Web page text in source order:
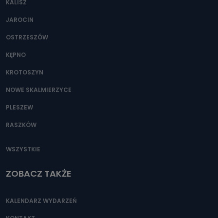
Można to zrobić pod numerem telefonu 62 735-51-05 lub
KALISZ
JAROCIN
OSTRZESZÓW
KĘPNO
KROTOSZYN
NOWE SKALMIERZYCE
PLESZEW
RASZKÓW
WSZYSTKIE
ZOBACZ TAKŻE
KALENDARZ WYDARZEŃ